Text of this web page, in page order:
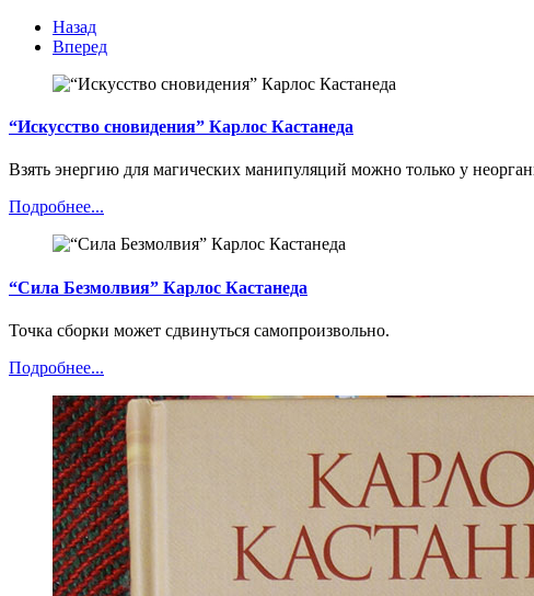
Назад
Вперед
“Искусство сновидения” Карлос Кастанеда
Взять энергию для магических манипуляций можно только у
Подробнее...
“Сила Безмолвия” Карлос Кастанеда
Точка сборки может сдвинуться самопроизвольно.
Подробнее...